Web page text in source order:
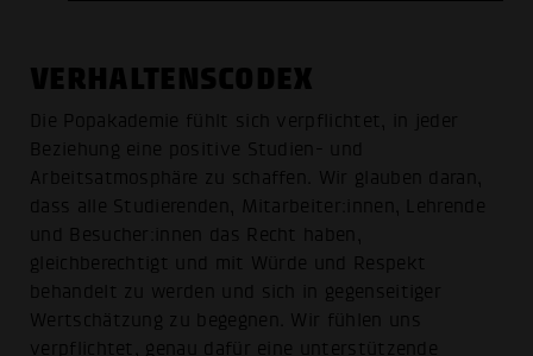
VERHALTENSCODEX
Die Popakademie fühlt sich verpflichtet, in jeder
Beziehung eine positive Studien- und
Arbeitsatmosphäre zu schaffen. Wir glauben daran,
dass alle Studierenden, Mitarbeiter:innen, Lehrende
und Besucher:innen das Recht haben,
gleichberechtigt und mit Würde und Respekt
behandelt zu werden und sich in gegenseitiger
Wertschätzung zu begegnen. Wir fühlen uns
verpflichtet, genau dafür eine unterstützende